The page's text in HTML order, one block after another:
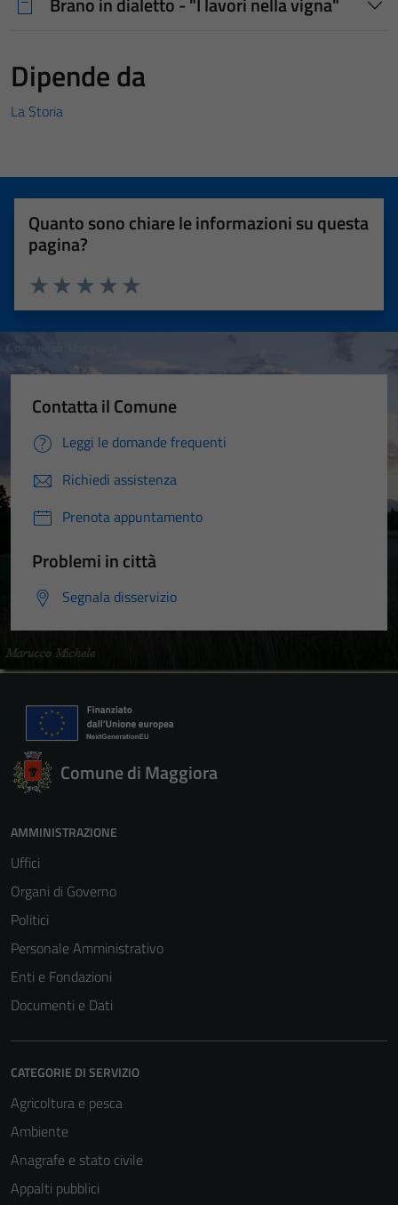
Dipende da
La Storia
Quanto sono chiare le informazioni su questa
pagina?
Valuta 5 stelle su 5
Valuta 4 stelle su 5
Valuta 3 stelle su 5
Valuta 2 stelle su 5
Valuta 1 stelle su 5
Contatta il Comune
Leggi le domande frequenti
Richiedi assistenza
Prenota appuntamento
Problemi in città
Segnala disservizio
Comune di Maggiora
AMMINISTRAZIONE
Uffici
Organi di Governo
Politici
Personale Amministrativo
Enti e Fondazioni
Documenti e Dati
CATEGORIE DI SERVIZIO
Agricoltura e pesca
Ambiente
Anagrafe e stato civile
Appalti pubblici